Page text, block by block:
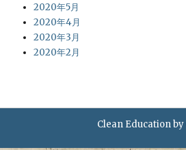
2020年5月
2020年4月
2020年3月
2020年2月
Clean Education by